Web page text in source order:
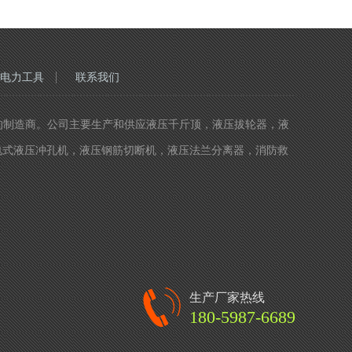
力工具 联系我们
造商。公司主要生产和供应液压千斤顶，液压拔轮器，液
液压冲孔机，液压钢筋切断机，液压法兰分离器，消防救
生产厂家热线
180-5987-6689